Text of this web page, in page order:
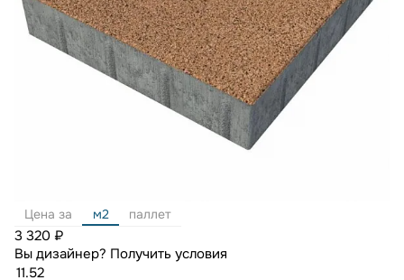
Цена за м2 паллет
3 320 ₽
Вы дизайнер? Получить условия